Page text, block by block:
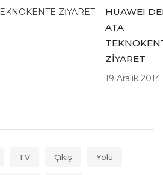
HUAWEI
ATA
ZİYARET
19 Aralık 2014
TV Çıkış Yolu